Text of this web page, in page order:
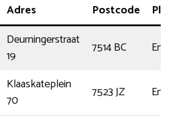
Adres Postcode
Deurningerstraat
19
7514 BC
Klaaskateplein
70
7523 JZ